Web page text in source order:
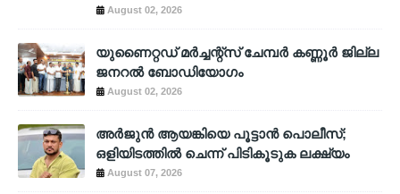
August 02, 2026
യുണൈറ്റഡ് മർച്ചന്റ്സ് ചേമ്പർ കണ്ണൂർ ജില്ല
ജനറൽ ബോഡിയോഗം
August 02, 2026
അര്‍ജുന്‍ ആയങ്കിയെ പൂട്ടാന്‍ പൊലീസ്;
ഒളിയിടത്തില്‍ ചെന്ന് പിടികൂടുക ലക്ഷ്യം
August 07, 2026